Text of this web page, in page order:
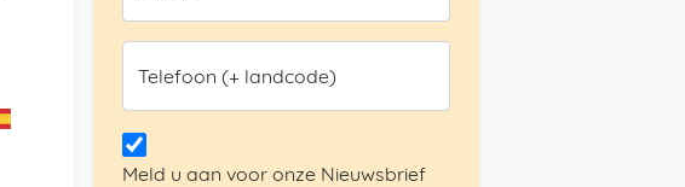
Telefoon (+ landcode)
Meld u aan voor onze Nieuwsbrief